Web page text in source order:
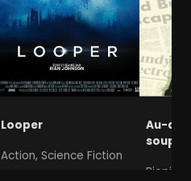
Looper
Action, Science Fiction
Au-
Biopic,